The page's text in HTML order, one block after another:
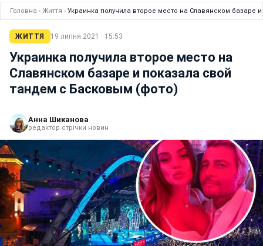
Головна › Життя › Украинка получила второе место на Славянском
ЖИТТЯ 19 липня 2021 · 15:53
Украинка получила второе место на
Славянском базаре и показала свой
тандем с Басковым (фото)
Анна Шиканова
редактор стрічки новин